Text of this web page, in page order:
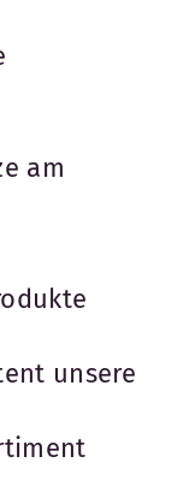
am
unsere